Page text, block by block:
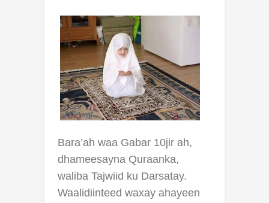
Bara’ah waa Gabar 10jir ah,
dhameesayna Quraanka,
waliba Tajwiid ku Darsatay.
Waalidiinteed waxay ahayeen